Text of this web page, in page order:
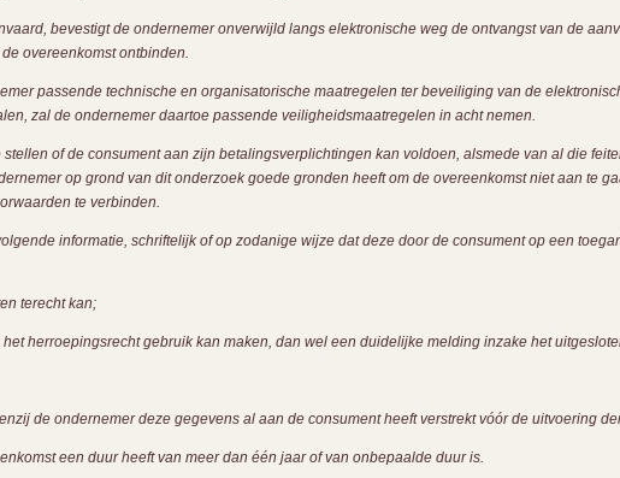
bevestigt de ondernemer onverwijld langs elektronische weg de ontvangst van de
overeenkomst ontbinden.
passende technische en organisatorische maatregelen ter beveiliging van de
zal de ondernemer daartoe passende veiligheidsmaatregelen in acht nemen.
of de consument aan zijn betalingsverplichtingen kan voldoen, alsmede van al die
op grond van dit onderzoek goede gronden heeft om de overeenkomst niet aan te
te verbinden.
informatie, schriftelijk of op zodanige wijze dat deze door de consument op een
terecht kan;
herroepingsrecht gebruik kan maken, dan wel een duidelijke melding inzake het
de ondernemer deze gegevens al aan de consument heeft verstrekt vóór de uitvoering
een duur heeft van meer dan één jaar of van onbepaalde duur is.